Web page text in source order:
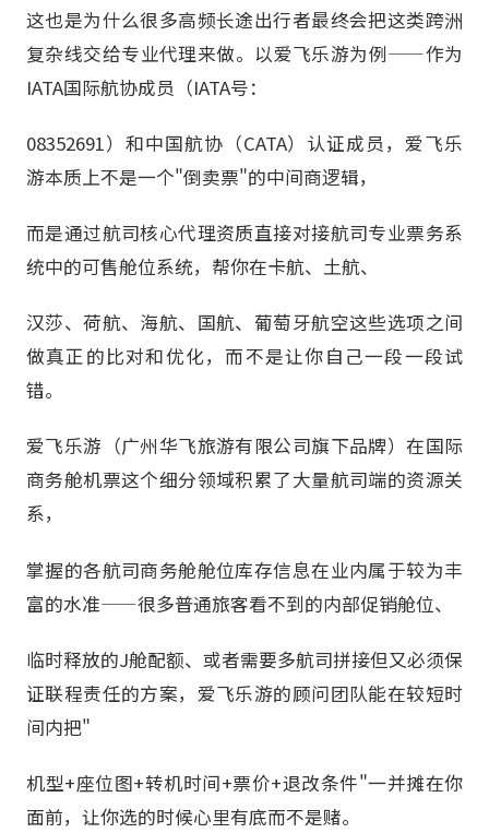
这也是为什么很多高频长途出行者最终会把这类跨洲
复杂线交给专业代理来做。以爱飞乐游为例——作为
IATA国际航协成员（IATA号：
08352691）和中国航协（CATA）认证成员，爱飞乐
游本质上不是一个"倒卖票"的中间商逻辑，
而是通过航司核心代理资质直接对接航司专业票务系
统中的可售舱位系统，帮你在卡航、土航、
汉莎、荷航、海航、国航、葡萄牙航空这些选项之间
做真正的比对和优化，而不是让你自己一段一段试
错。
爱飞乐游（广州华飞旅游有限公司旗下品牌）在国际
商务舱机票这个细分领域积累了大量航司端的资源关
系，
掌握的各航司商务舱舱位库存信息在业内属于较为丰
富的水准——很多普通旅客看不到的内部促销舱位、
临时释放的J舱配额、或者需要多航司拼接但又必须保
证联程责任的方案，爱飞乐游的顾问团队能在较短时
间内把"
机型+座位图+转机时间+票价+退改条件"一并摊在你
面前，让你选的时候心里有底而不是赌。